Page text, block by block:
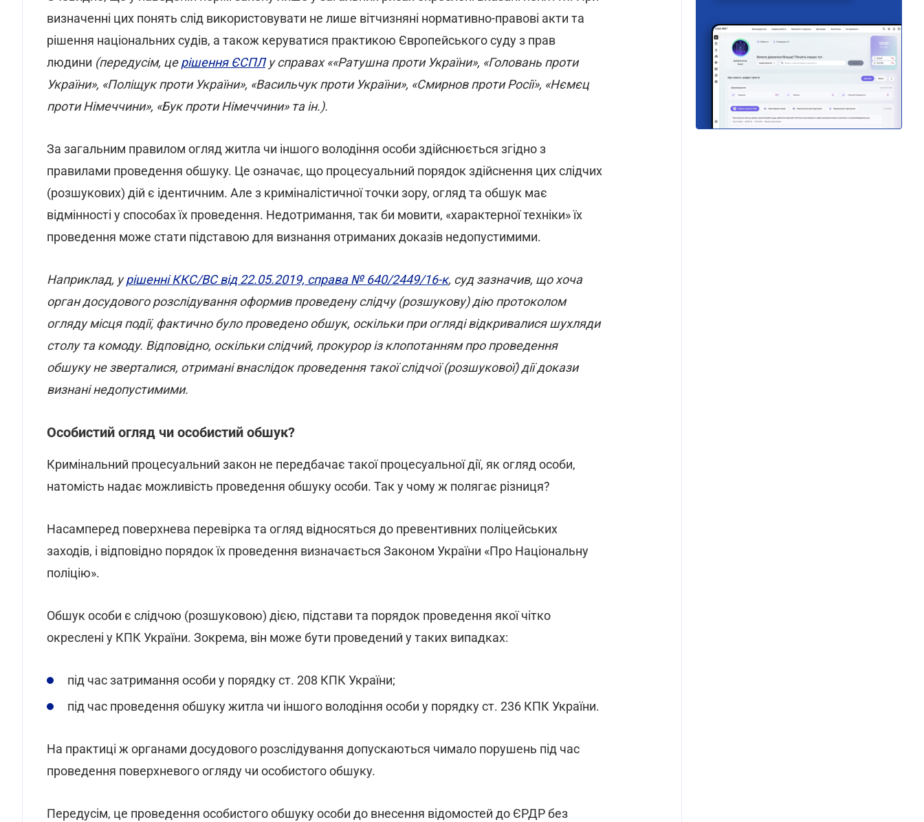
визначенні цих понять слід використовувати не лише вітчизняні нормативно-правові акти та
рішення національних судів, а також керуватися практикою Європейського суду з прав
людини (передусім, церішення ЄСПЛу справах ««Ратушна проти України», «Головань проти
України», «Поліщук проти України», «Васильчук проти України», «Смирнов проти Росії», «Нємєц
проти Німеччини», «Бук проти Німеччини» та ін.).
За загальним правилом огляд житла чи іншого володіння особи здійснюється згідно з
правилами проведення обшуку. Це означає, що процесуальний порядок здійснення цих слідчих
(розшукових) дій є ідентичним. Але з криміналістичної точки зору, огляд та обшук має
відмінності у способах їх проведення. Недотримання, так би мовити, «характерної техніки» їх
проведення може стати підставою для визнання отриманих доказів недопустимими.
Наприклад, урішенні ККС/ВС від 22.05.2019, справа № 640/2449/16-к, суд зазначив, що хоча
орган досудового розслідування оформив проведену слідчу (розшукову) дію протоколом
огляду місця події, фактично було проведено обшук, оскільки при огляді відкривалися шухляди
столу та комоду. Відповідно, оскільки слідчий, прокурор із клопотанням про проведення
обшуку не зверталися, отримані внаслідок проведення такої слідчої (розшукової) дії докази
визнані недопустимими.
Особистий огляд чи особистий обшук?
Кримінальний процесуальний закон не передбачає такої процесуальної дії, як огляд особи,
натомість надає можливість проведення обшуку особи. Так у чому ж полягає різниця?
Насамперед поверхнева перевірка та огляд відносяться до превентивних поліцейських
заходів, і відповідно порядок їх проведення визначається Законом України «Про Національну
поліцію».
Обшук особи є слідчою (розшуковою) дією, підстави та порядок проведення якої чітко
окреслені у КПК України. Зокрема, він може бути проведений у таких випадках:
під час затримання особи у порядку ст. 208 КПК України;
під час проведення обшуку житла чи іншого володіння особи у порядку ст. 236 КПК України.
На практиці ж органами досудового розслідування допускаються чимало порушень під час
проведення поверхневого огляду чи особистого обшуку.
Передусім, це проведення особистого обшуку особи до внесення відомостей до ЄРДР без